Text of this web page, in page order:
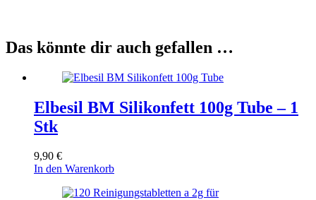
Das könnte dir auch gefallen …
Elbesil BM Silikonfett 100g Tube – 1
Stk
9,90 €
In den Warenkorb